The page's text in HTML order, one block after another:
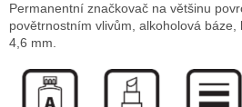
Permanentní značkovač na většinu
povětrnostním vlivům, alkoholová
4,6 mm.